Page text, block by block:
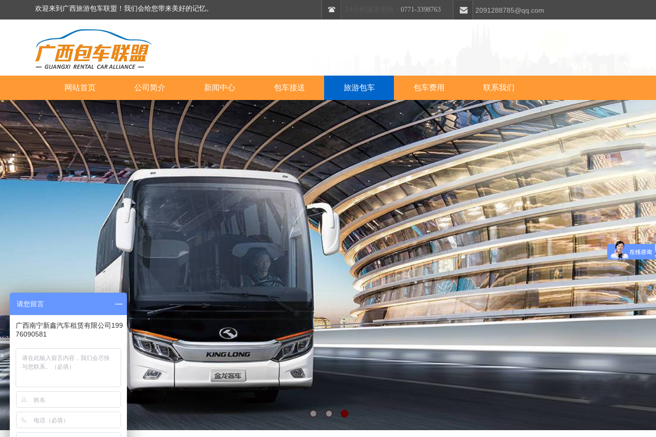
欢迎来到广西旅游包车联盟！我们会给您带来美好的记忆。 0771-3398763 2091288785@qq.com
网站首页 公司简介 新闻中心 包车接送 旅游包车 包车费用 联系我们
请您留言
广西南宁新鑫汽车租赁有限公司199
76090581